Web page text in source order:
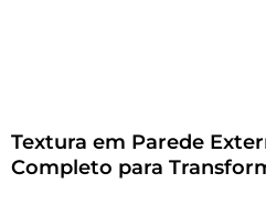
Textura em Parede
Completo para